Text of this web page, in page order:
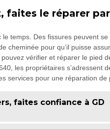
faites le réparer
temps. Des fissures peuvent
cheminée pour qu’il puisse
vérifier et réparer le pied
les propriétaires s’adressent
services pour une réparation de
faites confiance à GD